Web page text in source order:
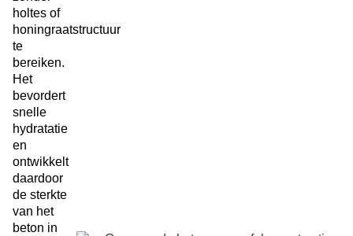
holtes of
honingraatstructuur
te
bereiken.
Het
bevordert
snelle
hydratatie
en
ontwikkelt
daardoor
de sterkte
van het
beton in